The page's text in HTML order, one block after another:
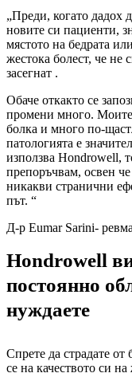
„Преди, когато дадох
новите си пациенти,
мястото на бедрата
жестока болест, че не
засегнат .
Обаче откакто се
промени много.
болка и много по-
патологията е
използва Hondrowell,
препоръчвам, освен
никакви странични
път. “
Д-р Eumar Sarini-
Hondrowell
постоянно
нуждаете
Спрете да страдате от
се на качеството си